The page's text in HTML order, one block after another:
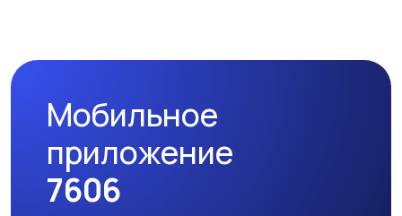
Мобильное
приложение
7606